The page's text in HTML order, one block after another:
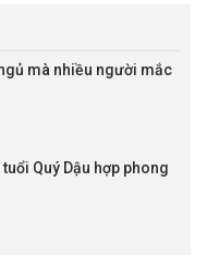
mà nhiều người mắc
Quý Dậu hợp phong